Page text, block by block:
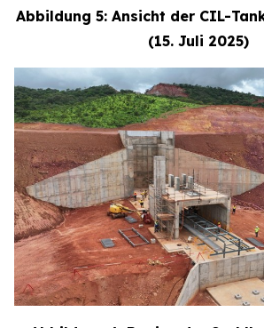
Abbildung 5: Ansicht der CIL-
(15. Juli 2025)